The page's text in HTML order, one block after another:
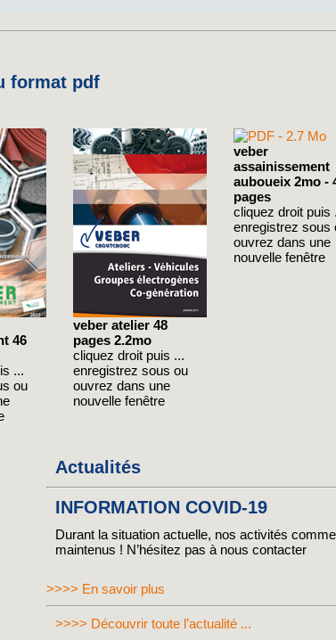
format pdf
46
...
ou
veber atelier 48
pages 2.2mo
cliquez droit puis ...
enregistrez sous ou
ouvrez dans une
nouvelle fenêtre
veber
assainissement
auboueix 2mo -
pages
cliquez droit puis
enregistrez sous
ouvrez dans une
nouvelle fenêtre
Actualités
INFORMATION COVID-19
Durant la situation actuelle, nos activités
maintenus ! N’hésitez pas à nous contacter
>>>> En savoir plus
>>>> Découvrir toute l’actualité ...